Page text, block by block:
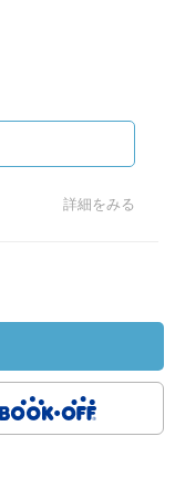
詳細をみる